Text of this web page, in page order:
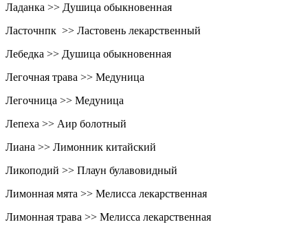
Ладанка >> Душица обыкновенная
Ласточнпк >> Ластовень лекарственный
Лебедка >> Душица обыкновенная
Легочная трава >> Медуница
Легочница >> Медуница
Лепеха >> Аир болотный
Лиана >> Лимонник китайский
Ликоподий >> Плаун булавовидный
Лимонная мята >> Мелисса лекарственная
Лимонная трава >> Мелисса лекарственная